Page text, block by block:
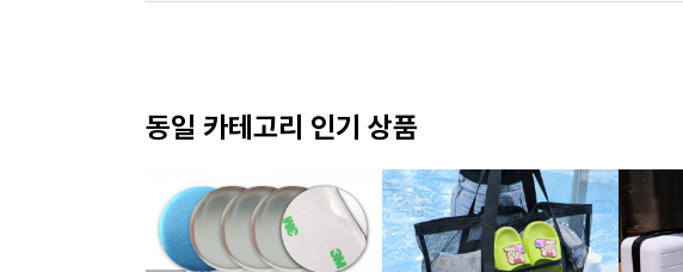
동일 카테고리 인기 상품